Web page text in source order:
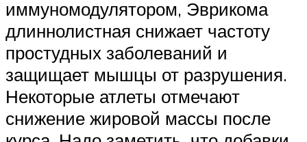
иммуномодулятором, Эврикома
длиннолистная снижает частоту
простудных заболеваний и
защищает мышцы от разрушения.
Некоторые атлеты отмечают
снижение жировой массы после